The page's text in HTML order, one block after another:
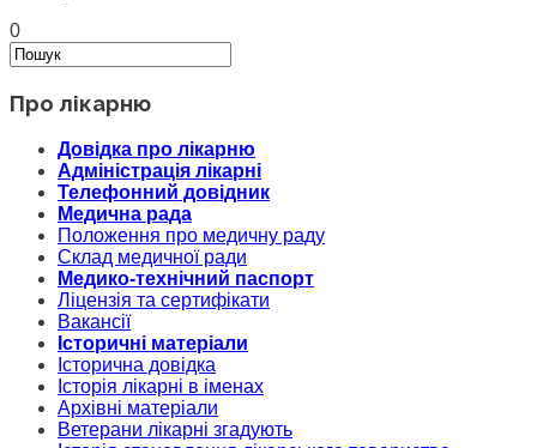
0
Про лікарню
Довідка про лікарню
Адміністрація лікарні
Телефонний довідник
Медична рада
Положення про медичну раду
Склад медичної ради
Медико-технічний паспорт
Ліцензія та сертифікати
Вакансії
Історичні матеріали
Історична довідка
Історія лікарні в іменах
Архівні матеріали
Ветерани лікарні згадують